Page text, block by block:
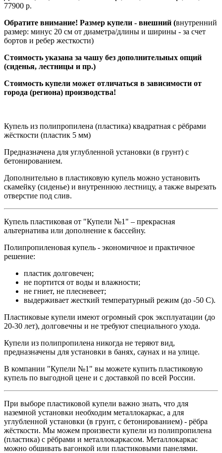
77900 р.
Обратите внимание! Размер купели - внешний (внутренний
размер: минус 20 см от диаметра/длины и ширины - за счет
бортов и ребер жесткости)
Стоимость указана за чашу без дополнительных опций
(сиденья, лестницы и пр.)
Стоимость купели может отличаться в зависимости от
города (региона) производства!
Купель из полипропилена (пластика) квадратная с рёбрами
жёсткости (пластик 5 мм)
Предназначена для углубленной установки (в грунт) с
бетонированием.
Дополнительно в пластиковую купель можно установить
скамейку (сиденье) и внутреннюю лестницу, а также вырезать
отверстие под слив.
Купель пластиковая от "Купели №1" – прекрасная
альтернатива или дополнение к бассейну.
Полипропиленовая купель - экономичное и практичное
решение:
пластик долговечен;
не портится от воды и влажности;
не гниет, не плесневеет;
выдерживает жесткий температурный режим (до -50 С).
Пластиковые купели имеют огромный срок эксплуатации (до
20-30 лет), долговечны и не требуют специального ухода.
Купели из полипропилена никогда не теряют вид,
предназначены для установки в банях, саунах и на улице.
В компании "Купели №1" вы можете купить пластиковую
купель по выгодной цене и с доставкой по всей России.
При выборе пластиковой купели важно знать, что для
наземной установки необходим металлокаркас, а для
углубленной установки (в грунт, с бетонированием) - рёбра
жёсткости. Мы можем произвести купели из полипропилена
(пластика) с рёбрами и металлокаркасом. Металлокаркас
можно обшивать вагонкой или пластиковыми панелями.